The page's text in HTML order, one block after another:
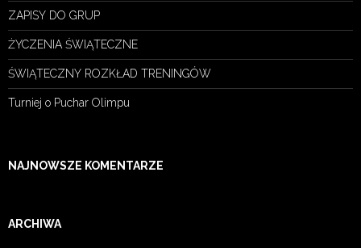
ZAPISY DO GRUP
ŻYCZENIA ŚWIĄTECZNE
ŚWIĄTECZNY ROZKŁAD TRENINGÓW
Turniej o Puchar Olimpu
NAJNOWSZE KOMENTARZE
ARCHIWA